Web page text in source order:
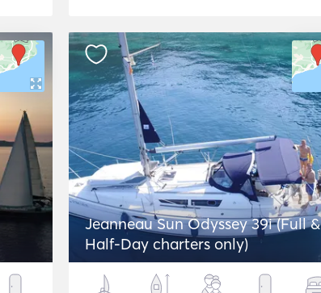
Jeanneau Sun Odyssey 39i (Full &
Half-Day charters only)